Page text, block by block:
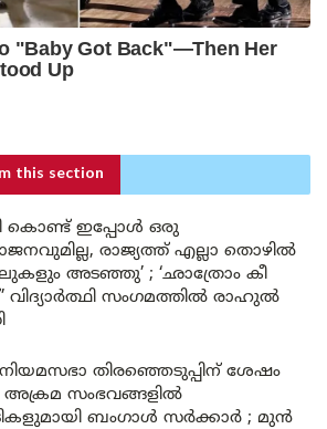
this section
കൊണ്ട് ഇപ്പോൾ ഒരു
രാജ്യത്ത് എല്ലാ തൊഴിൽ
അടഞ്ഞു’ ; ‘ഛാത്രോം കീ
വിദ്യാർത്ഥി സംഗമത്തിൽ രാഹുൽ
നിയമസഭാ തിരഞ്ഞെടുപ്പിന് ശേഷം
അക്രമ സംഭവങ്ങളിൽ
ബംഗാൾ സർക്കാർ ; മുൻ